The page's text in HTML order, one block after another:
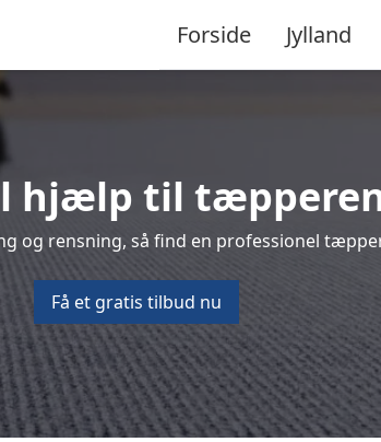
Forside Jylland
hjælp til
og rensning, så find en professionel
Få et gratis tilbud nu